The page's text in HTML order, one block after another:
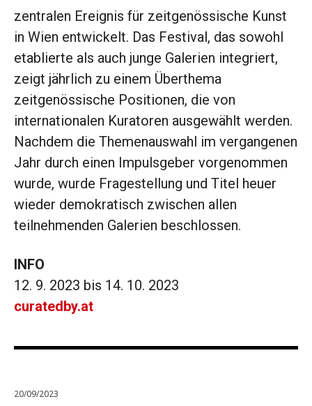
zentralen Ereignis für zeitgenössische Kunst
in Wien entwickelt. Das Festival, das sowohl
etablierte als auch junge Galerien integriert,
zeigt jährlich zu einem Überthema
zeitgenössische Positionen, die von
internationalen Kuratoren ausgewählt werden.
Nachdem die Themenauswahl im vergangenen
Jahr durch einen Impulsgeber vorgenommen
wurde, wurde Fragestellung und Titel heuer
wieder demokratisch zwischen allen
teilnehmenden Galerien beschlossen.
INFO
12. 9. 2023 bis 14. 10. 2023
curatedby.at
20/09/2023